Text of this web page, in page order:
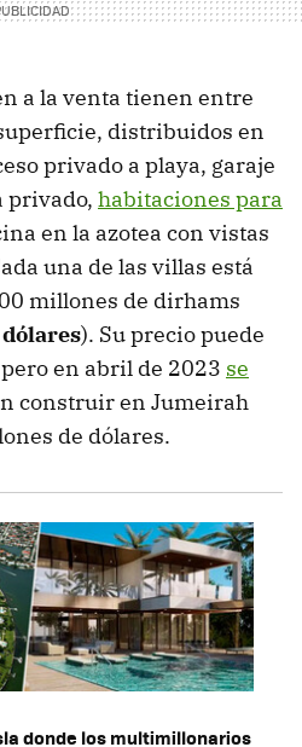
a la venta tienen entre
distribuidos en
privado a playa, garaje
privado, habitaciones para
en la azotea con vistas
una de las villas está
millones de dirhams
). Su precio puede
en abril de 2023 se
construir en Jumeirah
de dólares.
donde los multimillonarios